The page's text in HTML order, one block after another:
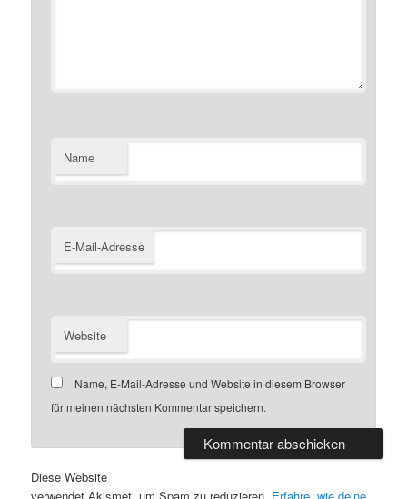
Name
E-Mail-Adresse
Website
Name, E-Mail-Adresse und Website in diesem Browser
für meinen nächsten Kommentar speichern.
Diese Website